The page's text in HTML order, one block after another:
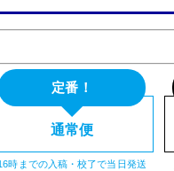
通常便
時までの入稿・校了で当日発送
定番！